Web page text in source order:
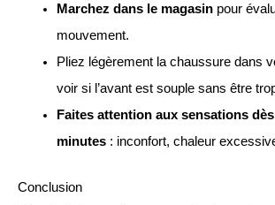
Marchez dans le magasinpour
mouvement.
Pliez légèrement la chaussure dans
voir si l’avant est souple sans être
Faites attention aux sensations
minutes: inconfort, chaleur
Conclusion